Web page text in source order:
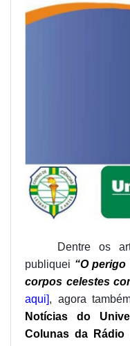
Dentre os
publiquei “O
corpos celestes
aqui], agora
Notícias do
Colunas da Rádio